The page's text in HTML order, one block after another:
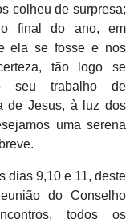
colheu de surpresa;
final do ano, em
ela se fosse e nos
tão logo se
seu trabalho de
de Jesus, à luz dos
uma serena
dias 9,10 e 11, deste
do Conselho
todos os